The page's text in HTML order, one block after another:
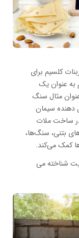
کلسیم برای
عنوان یک
مثال سنگ
دهنده سیمان
ساخت ملات
بتنی، سنگ‌ها،
کمک می‌کند.
شناخته می